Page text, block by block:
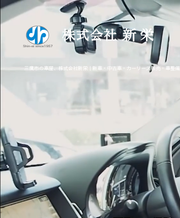
三鷹市の車屋、株式会社新栄｜新車・中古車・カーリース販売・車整備